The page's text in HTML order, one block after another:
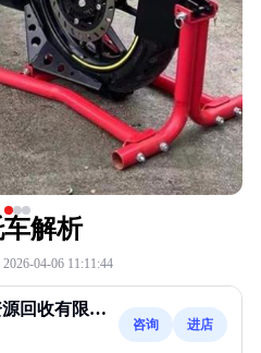
解析
2026-04-06 11:11:44
回收有限公
咨询 进店